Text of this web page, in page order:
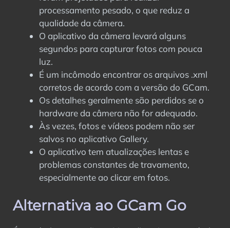
processamento pesado, o que reduz a
qualidade da câmera.
O aplicativo da câmera levará alguns
segundos para capturar fotos com pouca
luz.
É um incômodo encontrar os arquivos .xml
corretos de acordo com a versão do GCam.
Os detalhes geralmente são perdidos se o
hardware da câmera não for adequado.
Às vezes, fotos e vídeos podem não ser
salvos no aplicativo Gallery.
O aplicativo tem atualizações lentas e
problemas constantes de travamento,
especialmente ao clicar em fotos.
Alternativa ao GCam Go